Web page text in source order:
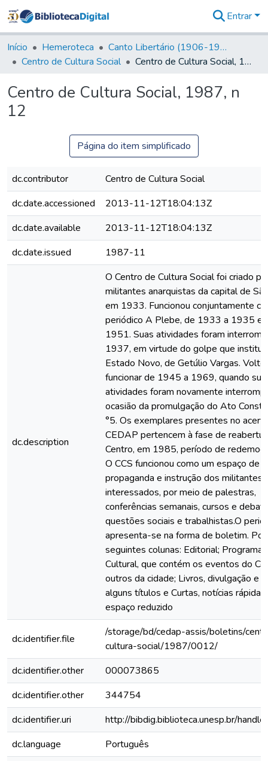
&
Coleções
Tudo na
Digital
Entrar
Início Hemeroteca
Canto Libertário (1906-1995)
Centro de Cultura Social
Centro de Cultura Social, 1987, n 12
Centro de Cultura Social, 1987, n
12
Página do item simplificado
dc.contributor
Centro de Cultura Social
dc.date.accessioned
2013-11-12T18:04:13Z
dc.date.available
2013-11-12T18:04:13Z
dc.date.issued
1987-11
dc.description
O Centro de Cultura Social foi criado
militantes anarquistas da capital de
em 1933. Funcionou conjuntamente
periódico A Plebe, de 1933 a 1935 e
1951. Suas atividades foram
1937, em virtude do golpe que
Estado Novo, de Getúlio Vargas.
funcionar de 1945 a 1969, quando
atividades foram novamente
ocasião da promulgação do Ato
°5. Os exemplares presentes no
CEDAP pertencem à fase de
Centro, em 1985, período de
O CCS funcionou como um espaço de
propaganda e instrução dos militantes
interessados, por meio de palestras,
conferências semanais, cursos e
questões sociais e trabalhistas.O
apresenta-se na forma de boletim.
seguintes colunas: Editorial;
Cultural, que contém os eventos do
outros da cidade; Livros, divulgação e
alguns títulos e Curtas, notícias rápidas
espaço reduzido
dc.identifier.file
/storage/bd/cedap-assis/boletins/
cultura-social/1987/0012/
dc.identifier.other
000073865
dc.identifier.other
344754
dc.identifier.uri
http://bibdig.biblioteca.unesp.br/
dc.language
Português